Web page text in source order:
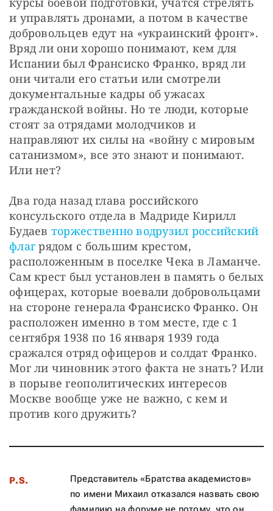
и управлять дронами, а потом в качестве
добровольцев едут на «украинский фронт».
Вряд ли они хорошо понимают, кем для
Испании был Франсиско Франко, вряд ли
они читали его статьи или смотрели
документальные кадры об ужасах
гражданской войны. Но те люди, которые
стоят за отрядами молодчиков и
направляют их силы на «войну с мировым
сатанизмом», все это знают и понимают.
Или нет?
Два года назад глава российского
консульского отдела в Мадриде Кирилл
Будаев торжественно водрузил российский
флаг рядом с большим крестом,
расположенным в поселке Чека в Ламанче.
Сам крест был установлен в память о белых
офицерах, которые воевали добровольцами
на стороне генерала Франсиско Франко. Он
расположен именно в том месте, где с 1
сентября 1938 по 16 января 1939 года
сражался отряд офицеров и солдат Франко.
Мог ли чиновник этого факта не знать? Или
в порыве геополитических интересов
Москве вообще уже не важно, с кем и
против кого дружить?
P.S.
Представитель «Братства академистов»
по имени Михаил отказался назвать свою